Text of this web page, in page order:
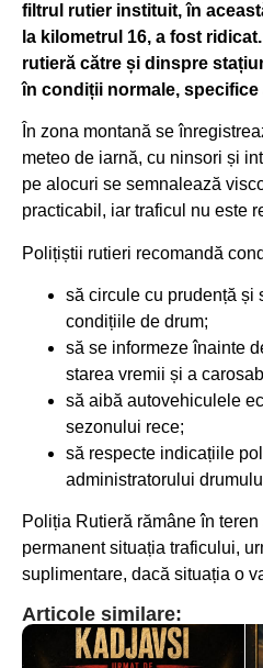
filtrul rutier instituit, în
la kilometrul 16, a fost
rutieră către și dinspre
în condiții normale, specifice
În zona montană se
meteo de iarnă, cu ninsori și
pe alocuri se semnalează
practicabil, iar traficul nu este
Polițiștii rutieri recomandă
să circule cu prudență și
condițiile de drum;
să se informeze înainte
starea vremii și a
să aibă autovehiculele
sezonului rece;
să respecte indicațiile
administratorului
Poliția Rutieră rămâne în
permanent situația traficului,
suplimentare, dacă situația o
Articole similare: